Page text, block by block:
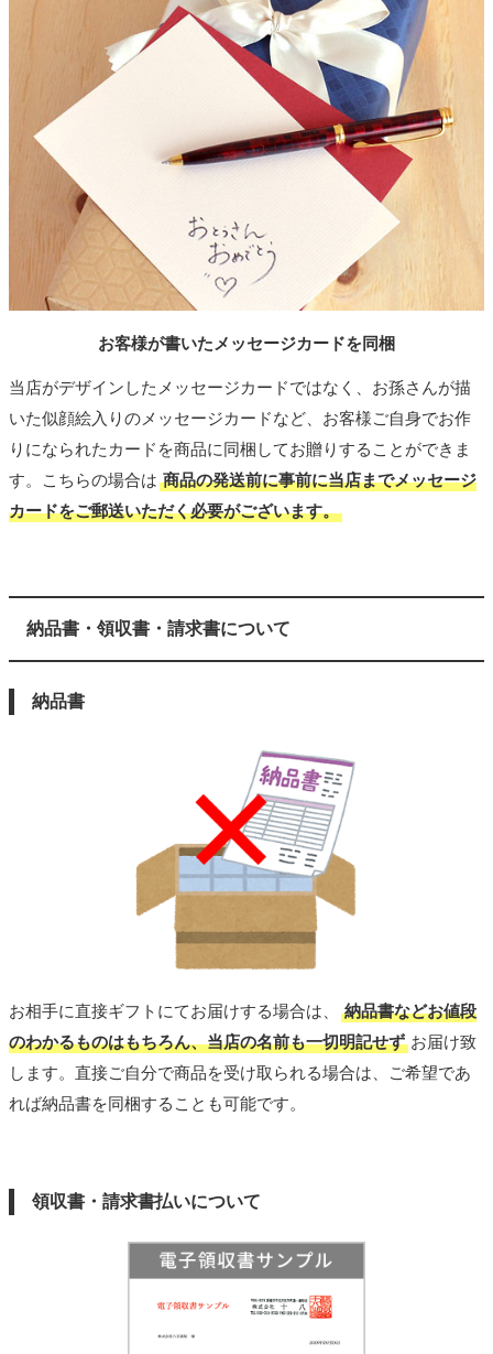
お客様が書いたメッセージカードを同梱
当店がデザインしたメッセージカードではなく、お孫さんが描
いた似顔絵入りのメッセージカードなど、お客様ご自身でお作
りになられたカードを商品に同梱してお贈りすることができま
す。こちらの場合は 商品の発送前に事前に当店までメッセージ
カードをご郵送いただく必要がございます。
納品書・領収書・請求書について
納品書
お相手に直接ギフトにてお届けする場合は、
納品書などお値段
のわかるものはもちろん、当店の名前も一切明記せず お届け致
します。直接ご自分で商品を受け取られる場合は、ご希望であ
れば納品書を同梱することも可能です。
領収書・請求書払いについて